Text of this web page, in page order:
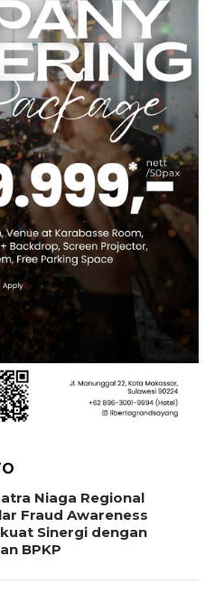
Niaga Regional
Fraud Awareness
Sinergi dengan
BPKP